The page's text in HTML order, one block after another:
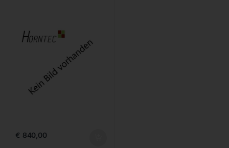
€ 840,00